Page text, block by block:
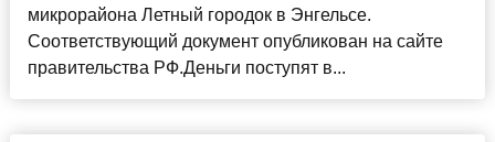
микрорайона Летный городок в Энгельсе.
Соответствующий документ опубликован на сайте
правительства РФ.Деньги поступят в...